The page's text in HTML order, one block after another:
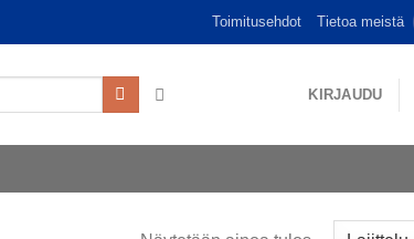
Toimitusehdot Tietoa meistä
KIRJAUDU